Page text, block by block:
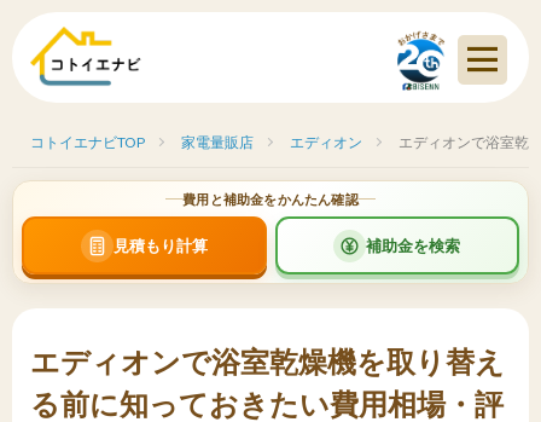
コトイエナビTOP 家電量販店 エディオン エディオンで浴室乾
費用と補助金をかんたん確認
見積もり計算 補助金を検索
エディオンで浴室乾燥機を取り替え
る前に知っておきたい費用相場・評